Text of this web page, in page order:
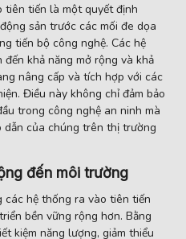
tiến là một quyết định
sản trước các mối đe dọa
tiến bộ công nghệ. Các hệ
khả năng mở rộng và khả
nâng cấp và tích hợp với các
Điều này không chỉ đảm bảo
trong công nghệ an ninh mà
của chúng trên thị trường
đến môi trường
các hệ thống ra vào tiên tiến
bền vững rộng hơn. Bằng
kiệm năng lượng, giảm thiểu